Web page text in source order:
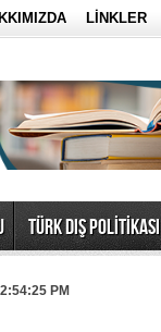
LİNKLER
TÜRK DIŞ POLİTİKASI
PM